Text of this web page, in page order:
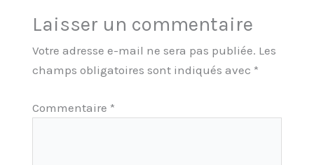
Laisser un commentaire
Votre adresse e-mail ne sera pas publiée. Les
champs obligatoires sont indiqués avec *
Commentaire *